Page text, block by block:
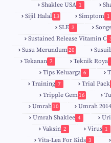
Shaklee USA 1
Sijil Halal 13 Simptom 1
SLE 3
Sustained Release Vitamin C
Susu Merundum20
Tekanan 7 Teknik Roya
Tips Keluarga 6
Training 7 Trial Pack
Tripple Gem 16
Umrah 10 Umrah 2014
Umrah Shaklee 4
Vaksin 2 Virus 1
Vita-Lea For Kids 3